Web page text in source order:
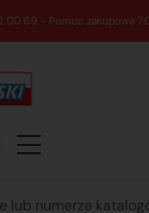
00 69 - Pomoc zakupowa